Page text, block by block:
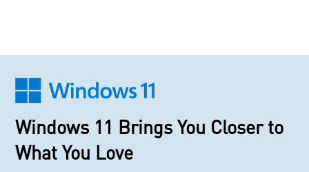
Windows 11 Brings You Closer to
What You Love